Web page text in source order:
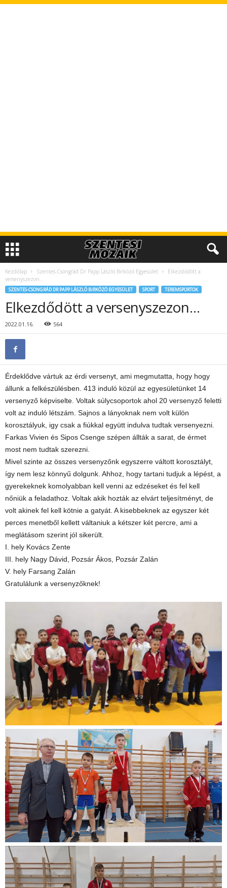
Kezdőlap Szentes-Csongrád Dr Papp László Birkózó Egyesület
Elkezdődött a
versenyszezon…
SZENTES-CSONGRÁD DR PAPP LÁSZLÓ BIRKÓZÓ EGYESÜLET SPORT TEREMSPORTOK
Elkezdődött a versenyszezon…
2022.01.16. 564
Érdeklődve vártuk az érdi versenyt, ami megmutatta, hogy hogy
állunk a felkészülésben. 413 induló közül az egyesületünket 14
versenyző képviselte. Voltak súlycsoportok ahol 20 versenyző feletti
volt az induló létszám. Sajnos a lányoknak nem volt külön
korosztályuk, igy csak a fiúkkal együtt indulva tudtak versenyezni.
Farkas Vivien és Sipos Csenge szépen állták a sarat, de érmet
most nem tudtak szerezni.
Mivel szinte az összes versenyzőnk egyszerre váltott korosztályt,
így nem lesz könnyű dolgunk. Ahhoz, hogy tartani tudjuk a lépést, a
gyerekeknek komolyabban kell venni az edzéseket és fel kell
nőniük a feladathoz. Voltak akik hozták az elvárt teljesítményt, de
volt akinek fel kell kötnie a gatyát. A kisebbeknek az egyszer két
perces menetből kellett váltaniuk a kétszer két percre, ami a
meglátásom szerint jól sikerült.
I. hely Kovács Zente
III. hely Nagy Dávid, Pozsár Ákos, Pozsár Zalán
V. hely Farsang Zalán
Gratulálunk a versenyzőknek!